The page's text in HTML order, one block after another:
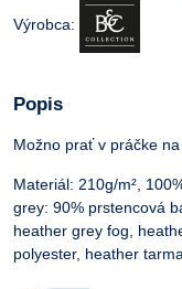
Výrobca:
Popis
Možno prať v práčke
Materiál: 210g/m²,
grey: 90% prstencová
heather grey fog,
polyester, heather